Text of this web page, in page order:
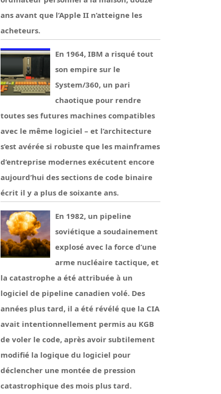
ans avant que l’Apple II n’atteigne les
acheteurs.
En 1964, IBM a risqué tout
son empire sur le
System/360, un pari
chaotique pour rendre
toutes ses futures machines compatibles
avec le même logiciel – et l’architecture
s’est avérée si robuste que les mainframes
d’entreprise modernes exécutent encore
aujourd’hui des sections de code binaire
écrit il y a plus de soixante ans.
En 1982, un pipeline
soviétique a soudainement
explosé avec la force d’une
arme nucléaire tactique, et
la catastrophe a été attribuée à un
logiciel de pipeline canadien volé. Des
années plus tard, il a été révélé que la CIA
avait intentionnellement permis au KGB
de voler le code, après avoir subtilement
modifié la logique du logiciel pour
déclencher une montée de pression
catastrophique des mois plus tard.